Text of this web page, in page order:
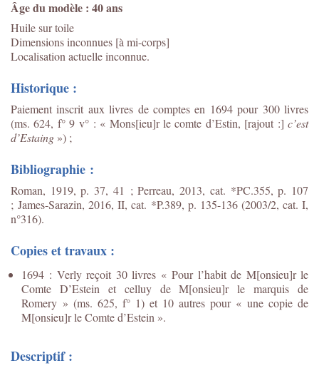
Âge du modèle : 40 ans
Huile sur toile
Dimensions inconnues [à mi-corps]
Localisation actuelle inconnue.
Historique :
Paiement inscrit aux livres de comptes en 1694 pour 300 livres
(ms. 624, f° 9 v° : « Mons[ieu]r le comte d’Estin, [rajout :] c’est
d’Estaing ») ;
Bibliographie :
Roman, 1919, p. 37, 41 ; Perreau, 2013, cat. *PC.355, p. 107
;James-Sarazin, 2016, II, cat. *P.389, p. 135-136 (2003/2, cat. I,
n°316).
Copies et travaux :
1694 : Verly reçoit 30 livres « Pour l’habit de M[onsieu]r le
Comte D’Estein et celluy de M[onsieu]r le marquis de
Romery » (ms. 625, f° 1) et 10 autres pour « une copie de
M[onsieu]r le Comte d’Estein ».
Descriptif :